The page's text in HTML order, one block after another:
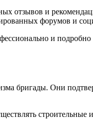
отзывов и
форумов и
и
бригады. Они